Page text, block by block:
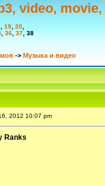
video,
19 20
36 37 38
-> Музыка и видео
2012 10:07 pm
Ranks